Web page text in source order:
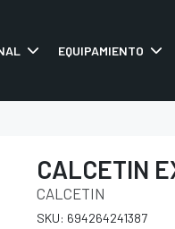
EQUIPAMIENTO
CALCETIN
CALCETIN
SKU: 694264241387